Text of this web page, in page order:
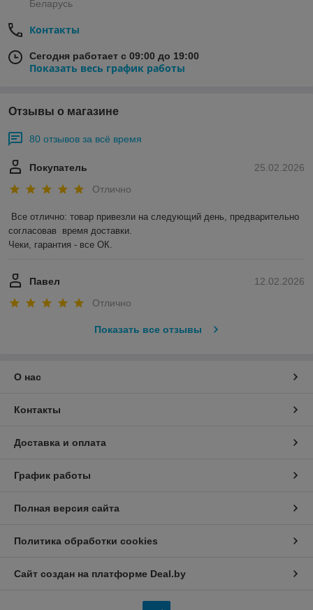
Беларусь
Контакты
Сегодня работает с 09:00 до 19:00
Показать весь график работы
Отзывы о магазине
80 отзывов за всё время
25.02.2026
Покупатель
Отлично
Все отлично: товар привезли на следующий день, предварительно
согласовав  время доставки.
Чеки, гарантия - все ОК.
12.02.2026
Павел
Отлично
Показать все отзывы
О нас
Контакты
Доставка и оплата
График работы
Полная версия сайта
Политика обработки cookies
Сайт создан на платформе Deal.by